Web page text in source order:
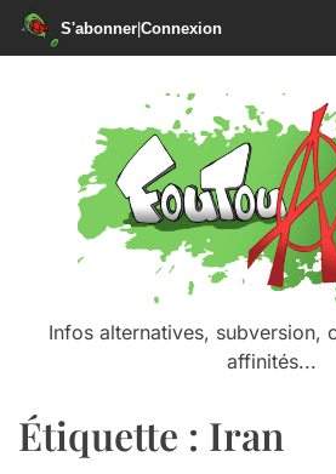
S'abonner|Connexion
Infos alternatives, subversion,
affinités...
Étiquette : Iran